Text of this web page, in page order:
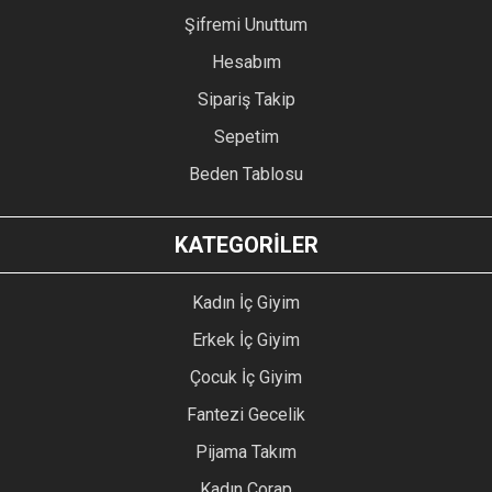
Şifremi Unuttum
Hesabım
Sipariş Takip
Sepetim
Beden Tablosu
KATEGORİLER
Kadın İç Giyim
Erkek İç Giyim
Çocuk İç Giyim
Fantezi Gecelik
Pijama Takım